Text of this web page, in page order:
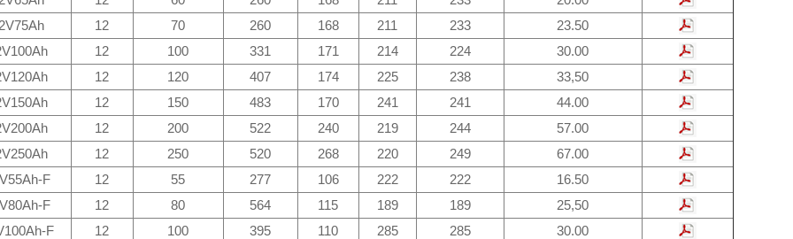
12 70 260 168 211 233
23.50
12 100 331 171 214 224
30.00
12 120 407 174 225 238
33,50
12 150 483 170 241 241
44.00
12 200 522 240 219 244
57.00
12 250 520 268 220 249
67.00
F
12 55 277 106 222 222
16.50
F
12 80 564 115 189 189
25,50
F
12 100 395 110 285 285
30.00